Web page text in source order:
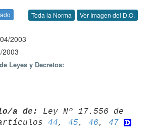
Toda la Norma Ver Imagen del D.O.
2003
2003
Leyes y Decretos:
a de:
Ley Nº 17.556 de
44, 45, 46, 47